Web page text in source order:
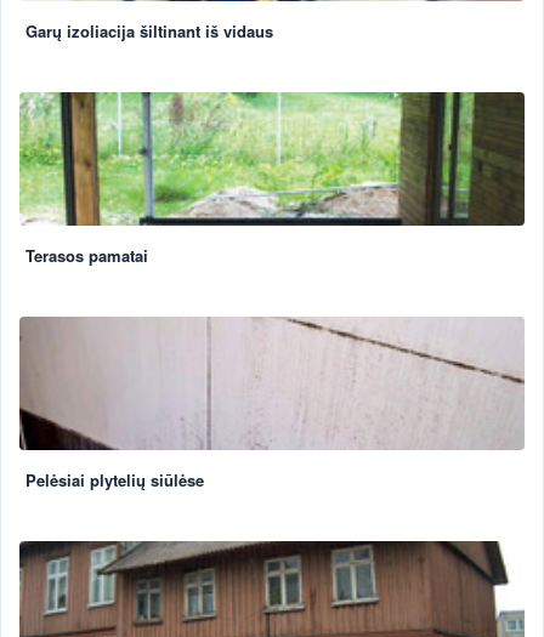
Garų izoliacija šiltinant iš vidaus
Terasos pamatai
Pelėsiai plytelių siūlėse